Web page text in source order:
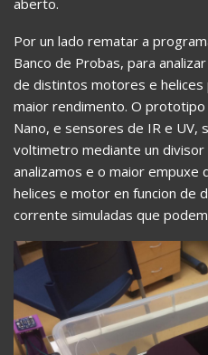
aberto.
Por un lado rematar a
Banco de Probas, para
de distintos motores e helices
maior rendimento. O
Nano, e sensores de IR e UV,
voltimetro mediante un
analizamos e o maior empuxe
helices e motor en funcion de
corrente simuladas que